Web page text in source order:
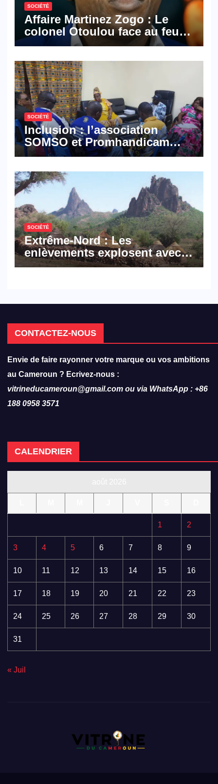
SOCIÉTÉ
Affaire Martinez Zogo : Le
colonel Otoulou face au feu
croisé des avocats de la
SOCIÉTÉ
Inclusion : l’association
SOMSO et Promhandicam
militent en faveur d’une
hôtellerie-restauration
SOCIÉTÉ
Extrême-Nord : Les
enlèvements explosent avec
308 victimes en trois mois
CONTACTEZ-NOUS
Envie de faire rayonner votre marque ou vos ambitions
au Cameroun ? Ecrivez-nous :
vitrineducameroun@gmail.com ou via WhatsApp : +86
188 0958 3571
CALENDRIER
1 2
3 4 5 6 7 8 9
10 11 12 13 14 15 16
17 18 19 20 21 22 23
24 25 26 27 28 29 30
31
« Juil